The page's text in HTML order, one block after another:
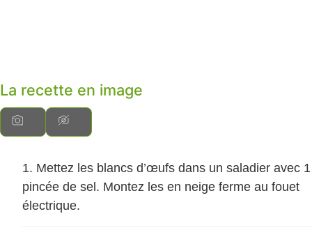
La recette en image
Mettez les blancs d’œufs dans un saladier avec 1
pincée de sel. Montez les en neige ferme au fouet
électrique.